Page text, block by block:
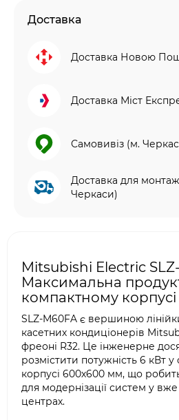
Доставка
Доставка Новою
Доставка Міст
Самовивіз (м.
Доставка для
Черкаси)
Mitsubishi Electric
Максимальна
компактному корпусі
SLZ-M60FA є вершиною
касетних кондиціонерів
фреоні R32. Це інженерне
розмістити потужність 6 кВт
корпусі 600х600 мм, що
для модернізації систем у
центрах.